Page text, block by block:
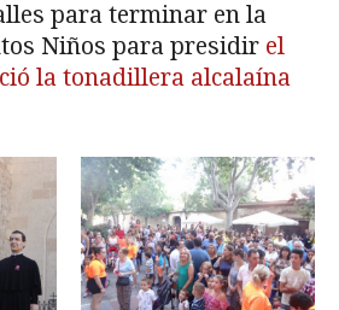
para terminar en la
Niños para presidir el
la tonadillera alcalaína